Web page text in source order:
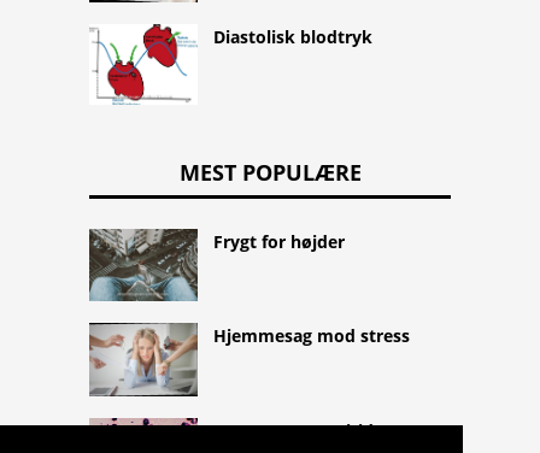
Diastolisk blodtryk
MEST POPULÆRE
Frygt for højder
Hjemmesag mod stress
Streptococcus viridans